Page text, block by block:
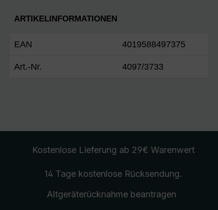
ARTIKELINFORMATIONEN
EAN 4019588497375
Art.-Nr. 4097/3733
Kostenlose Lieferung ab 29€ Warenwert
14 Tage kostenlose Rücksendung.
Altgeräterücknahmebeantragen